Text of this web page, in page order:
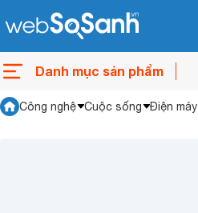
Danh mục sản phẩm
Công nghệ Cuộc sống Điện máy